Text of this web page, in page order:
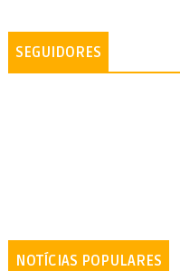
SEGUIDORES
NOTÍCIAS POPULARES